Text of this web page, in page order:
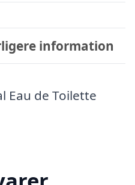
information
Eau de Toilette